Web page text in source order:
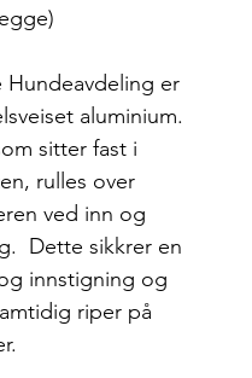
Hundeavdeling er
aluminium.
sitter fast i
rulles over
ved inn og
Dette sikkrer en
innstigning og
riper på